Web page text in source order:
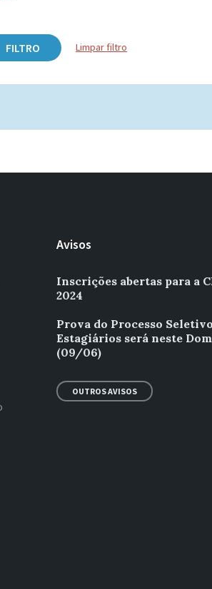
FILTRO Limpar filtro
Avisos
Inscrições abertas para a
2024
Prova do Processo
Estagiários será neste
(09/06)
OUTROS AVISOS